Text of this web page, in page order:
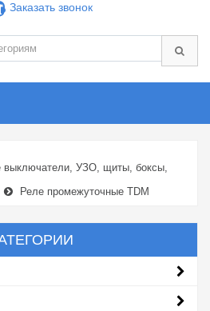
Заказать звонок
выключатели, УЗО, щиты, боксы,
Реле промежуточные TDM